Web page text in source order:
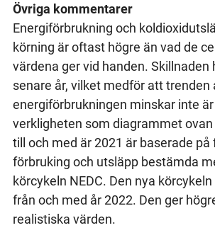
Övriga kommentarer
Energiförbrukning och
körning är oftast högre än vad de
värdena ger vid handen. Skillnaden
senare år, vilket medför att trenden
energiförbrukningen minskar inte
verkligheten som diagrammet ovan
till och med är 2021 är baserade på
förbruking och utsläpp bestämda
körcykeln NEDC. Den nya
från och med år 2022. Den ger
realistiska värden.